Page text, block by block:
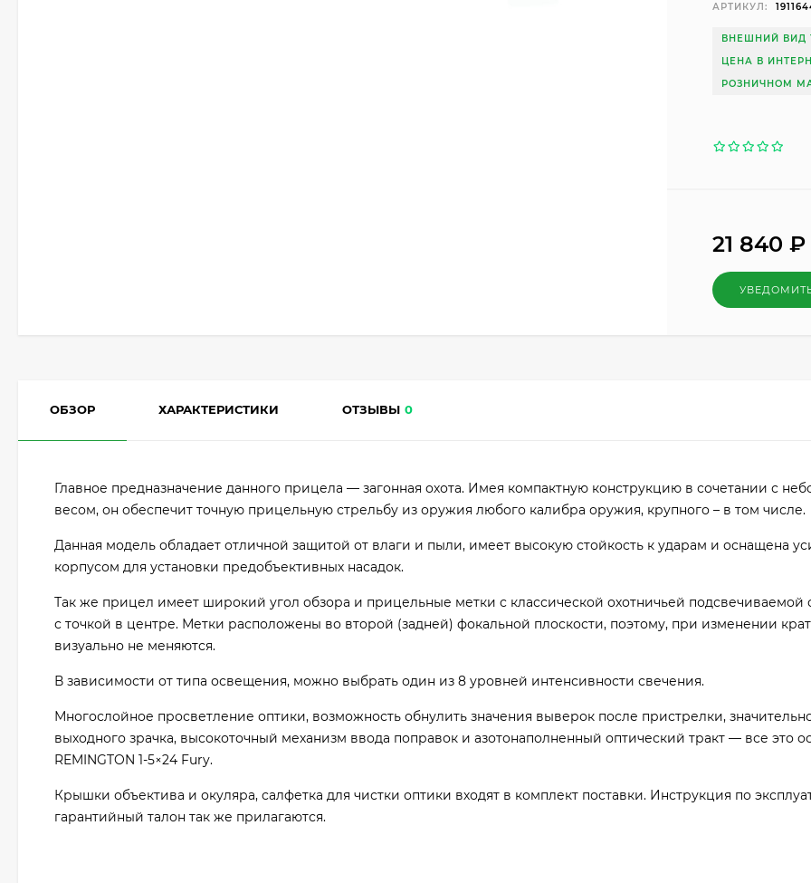
АРТИКУЛ:
ВНЕШНИЙ ВИД
ЦЕНА В
РОЗНИЧНОМ
21 840₽
ОБЗОР ХАРАКТЕРИСТИКИ ОТЗЫВЫ 0
Главное предназначение данного прицела — загонная охота. Имея компактную конструкцию в сочетании с
весом, он обеспечит точную прицельную стрельбу из оружия любого калибра оружия, крупного – в том числе.
Данная модель обладает отличной защитой от влаги и пыли, имеет высокую стойкость к ударам и оснащена
корпусом для установки предобъективных насадок.
Так же прицел имеет широкий угол обзора и прицельные метки с классической охотничьей подсвечиваемой
с точкой в центре. Метки расположены во второй (задней) фокальной плоскости, поэтому, при изменении
визуально не меняются.
В зависимости от типа освещения, можно выбрать один из 8 уровней интенсивности свечения.
Многослойное просветление оптики, возможность обнулить значения выверок после пристрелки,
выходного зрачка, высокоточный механизм ввода поправок и азотонаполненный оптический тракт — все это
REMINGTON 1-5×24 Fury.
Крышки объектива и окуляра, салфетка для чистки оптики входят в комплект поставки. Инструкция по
гарантийный талон так же прилагаются.